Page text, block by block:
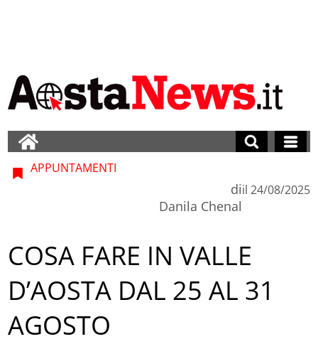
APPUNTAMENTI
di
Danila Chenal
il 24/08/2025
COSA FARE IN VALLE
D’AOSTA DAL 25 AL 31
AGOSTO